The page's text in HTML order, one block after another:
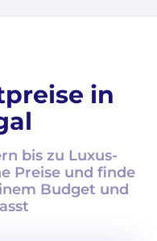
in
bis zu Luxus-
Preise und finde
Budget und